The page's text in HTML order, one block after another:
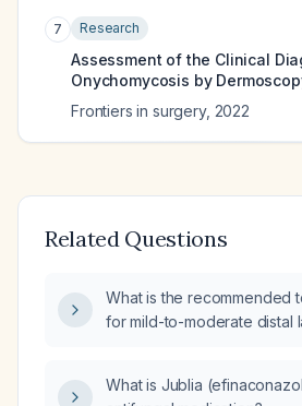
7 Research
Assessment of the Clinical
Onychomycosis by
Frontiers in surgery, 2022
Related Questions
What is the recommended
for mild-to-moderate distal
otherwise healthy adult?
What is Jublia